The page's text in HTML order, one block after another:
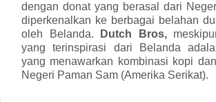
dengan donat yang berasal dari
diperkenalkan ke berbagai belahan
oleh Belanda.
Dutch Bros,
yang terinspirasi dari Belanda
yang menawarkan kombinasi kopi
Negeri Paman Sam (Amerika Serikat).